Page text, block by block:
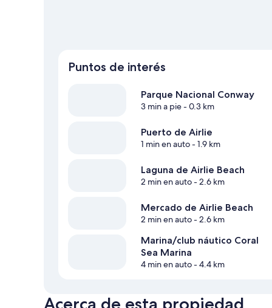
Puntos de interés
Parque Nacional Conway
3 min a pie- 0.3 km
Puerto de Airlie
1 min en auto- 1.9 km
Laguna de Airlie Beach
2 min en auto- 2.6 km
Mercado de Airlie Beach
2 min en auto- 2.6 km
Marina/club náutico Coral
Sea Marina
4 min en auto- 4.4 km